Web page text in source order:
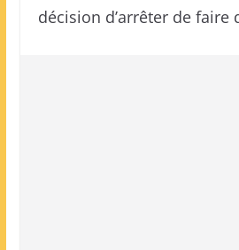
décision d’arrêter de faire